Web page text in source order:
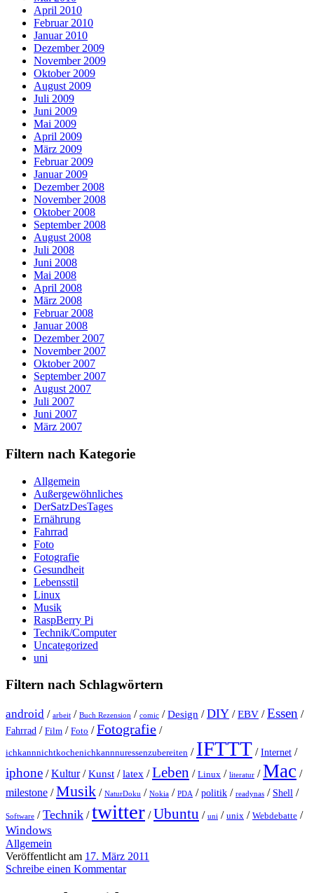
April 2010
Februar 2010
Januar 2010
Dezember 2009
November 2009
Oktober 2009
August 2009
Juli 2009
Juni 2009
Mai 2009
April 2009
März 2009
Februar 2009
Januar 2009
Dezember 2008
November 2008
Oktober 2008
September 2008
August 2008
Juli 2008
Juni 2008
Mai 2008
April 2008
März 2008
Februar 2008
Januar 2008
Dezember 2007
November 2007
Oktober 2007
September 2007
August 2007
Juli 2007
Juni 2007
März 2007
Filtern nach Kategorie
Allgemein
Außergewöhnliches
DerSatzDesTages
Ernährung
Fahrrad
Foto
Fotografie
Gesundheit
Lebensstil
Linux
Musik
RaspBerry Pi
Technik/Computer
Uncategorized
uni
Filtern nach Schlagwörtern
android / arbeit / Buch Rezension / comic /Design /DIY /EBV /Essen /
Fahrrad / Film / Foto /Fotografie /
ichkannnichtkochenichkannnuressenzubereiten / IFTTT /Internet /
iphone /Kultur/Kunst /latex /Leben / Linux / literatur /Mac /
milestone /Musik / NaturDoku / Nokia / PDA /politik / readynas / Shell /
Software /Technik /twitter /Ubuntu / uni / unix / Webdebatte /
Windows
Allgemein
Veröffentlicht am 17. März 2011
Schreibe einen Kommentar